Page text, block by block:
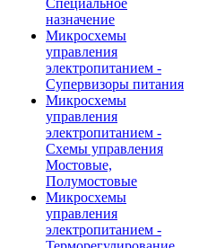
Специальное
назначение
Микросхемы
управления
электропитанием -
Супервизоры питания
Микросхемы
управления
электропитанием -
Схемы управления
Мостовые,
Полумостовые
Микросхемы
управления
электропитанием -